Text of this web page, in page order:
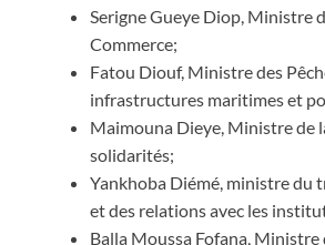
Serigne Gueye Diop, Ministre
Commerce;
Fatou Diouf, Ministre des
infrastructures maritimes et
Maimouna Dieye, Ministre de
solidarités;
Yankhoba Diémé, ministre du
et des relations avec les
Balla Moussa Fofana, Ministre